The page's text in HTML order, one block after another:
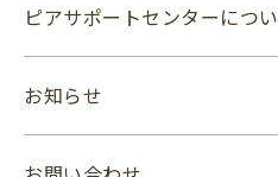
ピアサポートセンターにつ
お知らせ